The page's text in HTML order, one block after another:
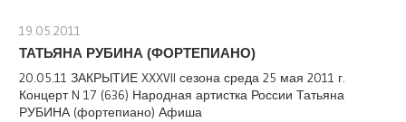
19.05.2011
ТАТЬЯНА РУБИНА (ФОРТЕПИАНО)
20.05.11 ЗАКРЫТИЕ XXXVII сезона среда 25 мая 2011 г.
Концерт N 17 (636) Народная артистка России Татьяна
РУБИНА (фортепиано) Афиша